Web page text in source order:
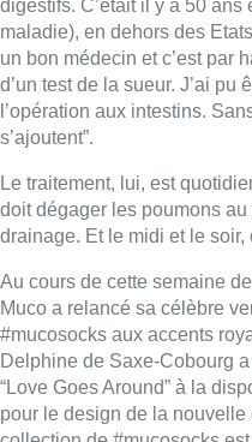
#mucosocks aux accents
Delphine de Saxe-Cobourg
“Love Goes Around” à la
pour le design de la
collection de #mucosocks
www.mucoweek.be
différentes (enfants et
des bénéfices de la vente de
recherche contre la
Lire aussi :
Plus de la
chômage ont
d’intégration